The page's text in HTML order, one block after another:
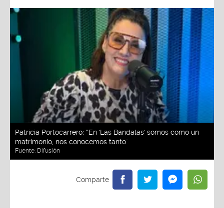
Patricia Portocarrero: “En 'Las Bandalas' somos como un
matrimonio, nos conocemos tanto"
Fuente: Difusión